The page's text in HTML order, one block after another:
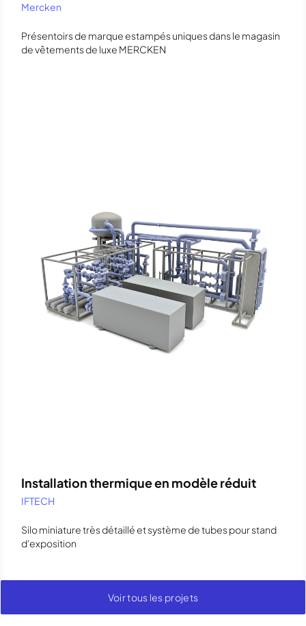
Mercken
Présentoirs de marque estampés uniques dans le magasin
de vêtements de luxe MERCKEN
Installation thermique en modèle réduit
IFTECH
Silo miniature très détaillé et système de tubes pour stand
d'exposition
Voir tous les projets